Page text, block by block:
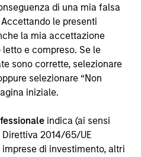
di una mia falsa
le presenti
la mia accettazione
letto e compreso. Se le
sono corrette, selezionare
selezionare “Non
iniziale.
indica (ai sensi
Direttiva 2014/65/UE
imprese di investimento, altri
rischi: una variazione
di un investimento può
più elevata, sia in senso
di quell’investimento e, di
Comparto.
in questo sito possono
gamma Morgan Stanley
che non tutti i comparti
residenti nelle giurisdizioni
sia contraria alle